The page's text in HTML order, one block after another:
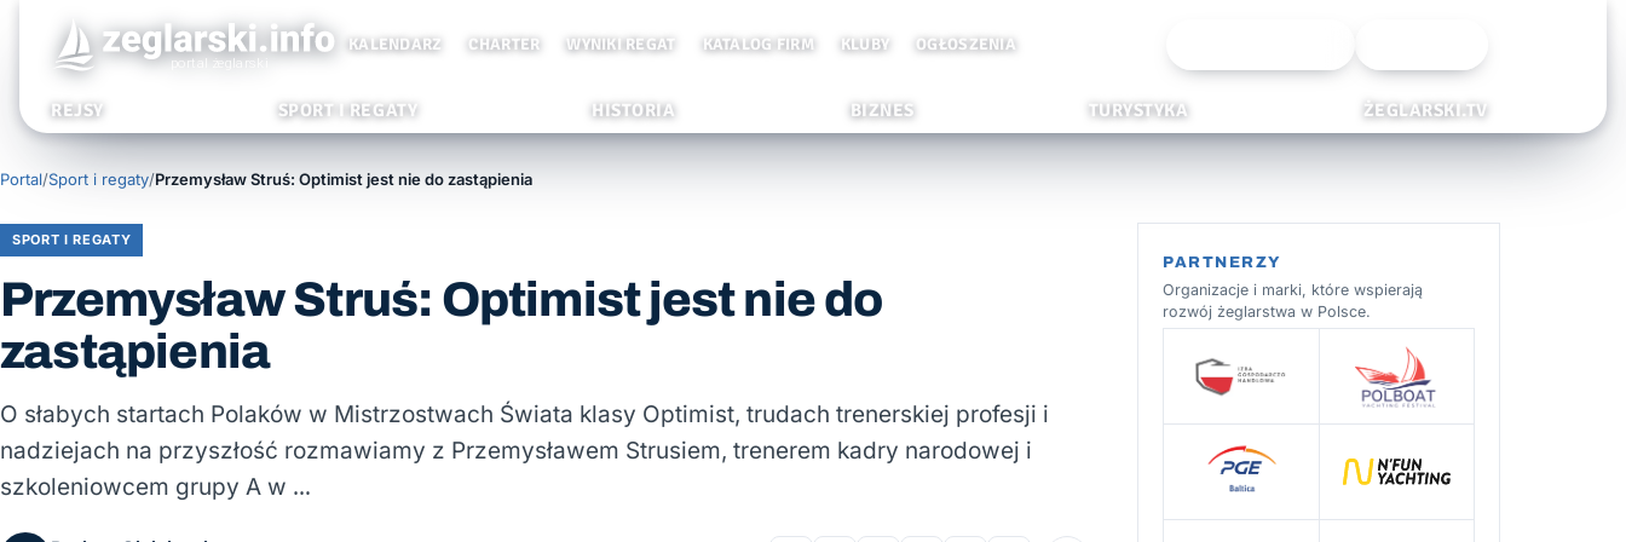
KALENDARZ CHARTER WYNIKI REGAT KATALOG FIRM KLUBY OGŁOSZENIA
REJSY SPORT I REGATY HISTORIA BIZNES TURYSTYKA ŻEGLARSKI.TV
Portal/Sport i regaty/Przemysław Struś: Optimist jest nie do zastąpienia
SPORT I REGATY
Przemysław Struś: Optimist jest nie do
zastąpienia
O słabych startach Polaków w Mistrzostwach Świata klasy Optimist, trudach trenerskiej profesji i
nadziejach na przyszłość rozmawiamy z Przemysławem Strusiem, trenerem kadry narodowej i
szkoleniowcem grupy A w …
PARTNERZY
Organizacje i marki, które wspierają
rozwój żeglarstwa w Polsce.